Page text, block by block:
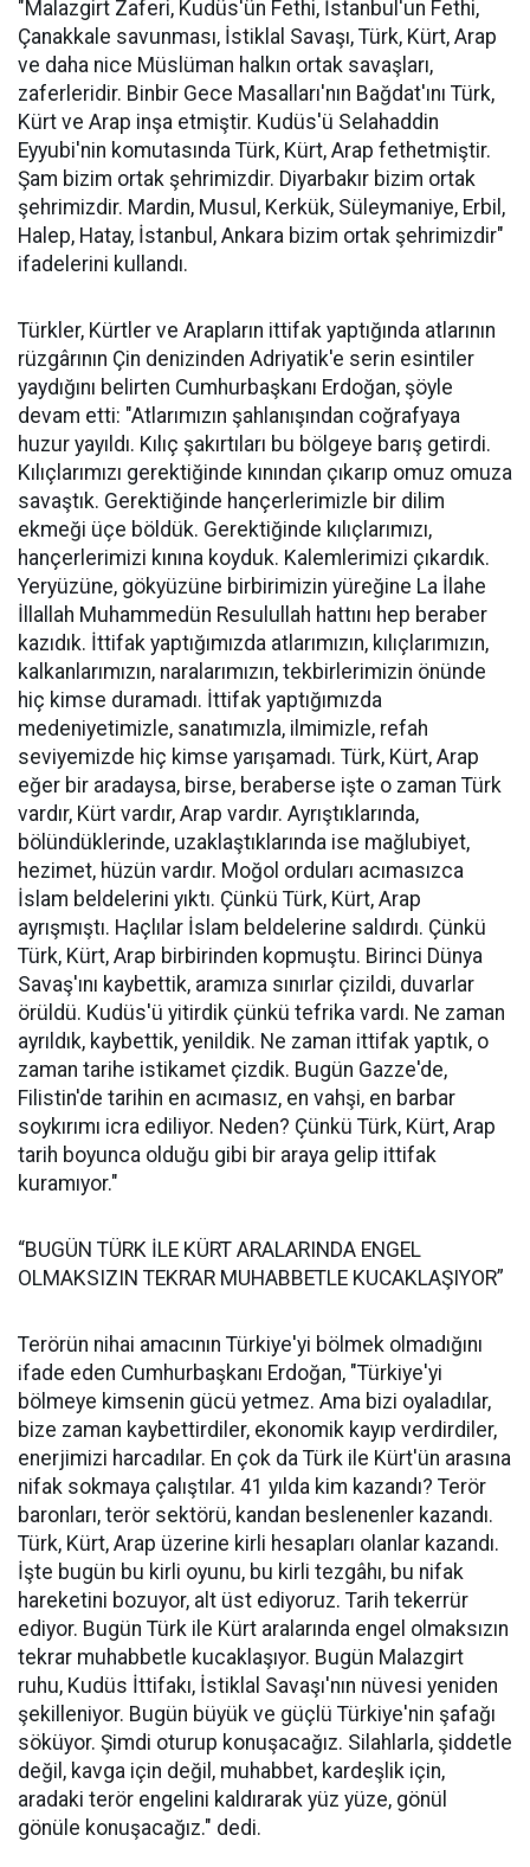
"Malazgirt Zaferi, Kudüs'ün Fethi, İstanbul'un Fethi,
Çanakkale savunması, İstiklal Savaşı, Türk, Kürt, Arap
ve daha nice Müslüman halkın ortak savaşları,
zaferleridir. Binbir Gece Masalları'nın Bağdat'ını Türk,
Kürt ve Arap inşa etmiştir. Kudüs'ü Selahaddin
Eyyubi'nin komutasında Türk, Kürt, Arap fethetmiştir.
Şam bizim ortak şehrimizdir. Diyarbakır bizim ortak
şehrimizdir. Mardin, Musul, Kerkük, Süleymaniye, Erbil,
Halep, Hatay, İstanbul, Ankara bizim ortak şehrimizdir"
ifadelerini kullandı.
Türkler, Kürtler ve Arapların ittifak yaptığında atlarının
rüzgârının Çin denizinden Adriyatik'e serin esintiler
yaydığını belirten Cumhurbaşkanı Erdoğan, şöyle
devam etti: "Atlarımızın şahlanışından coğrafyaya
huzur yayıldı. Kılıç şakırtıları bu bölgeye barış getirdi.
Kılıçlarımızı gerektiğinde kınından çıkarıp omuz omuza
savaştık. Gerektiğinde hançerlerimizle bir dilim
ekmeği üçe böldük. Gerektiğinde kılıçlarımızı,
hançerlerimizi kınına koyduk. Kalemlerimizi çıkardık.
Yeryüzüne, gökyüzüne birbirimizin yüreğine La İlahe
İllallah Muhammedün Resulullah hattını hep beraber
kazıdık. İttifak yaptığımızda atlarımızın, kılıçlarımızın,
kalkanlarımızın, naralarımızın, tekbirlerimizin önünde
hiç kimse duramadı. İttifak yaptığımızda
medeniyetimizle, sanatımızla, ilmimizle, refah
seviyemizde hiç kimse yarışamadı. Türk, Kürt, Arap
eğer bir aradaysa, birse, beraberse işte o zaman Türk
vardır, Kürt vardır, Arap vardır. Ayrıştıklarında,
bölündüklerinde, uzaklaştıklarında ise mağlubiyet,
hezimet, hüzün vardır. Moğol orduları acımasızca
İslam beldelerini yıktı. Çünkü Türk, Kürt, Arap
ayrışmıştı. Haçlılar İslam beldelerine saldırdı. Çünkü
Türk, Kürt, Arap birbirinden kopmuştu. Birinci Dünya
Savaş'ını kaybettik, aramıza sınırlar çizildi, duvarlar
örüldü. Kudüs'ü yitirdik çünkü tefrika vardı. Ne zaman
ayrıldık, kaybettik, yenildik. Ne zaman ittifak yaptık, o
zaman tarihe istikamet çizdik. Bugün Gazze'de,
Filistin'de tarihin en acımasız, en vahşi, en barbar
soykırımı icra ediliyor. Neden? Çünkü Türk, Kürt, Arap
tarih boyunca olduğu gibi bir araya gelip ittifak
kuramıyor."
“BUGÜN TÜRK İLE KÜRT ARALARINDA ENGEL
OLMAKSIZIN TEKRAR MUHABBETLE KUCAKLAŞIYOR”
Terörün nihai amacının Türkiye'yi bölmek olmadığını
ifade eden Cumhurbaşkanı Erdoğan, "Türkiye'yi
bölmeye kimsenin gücü yetmez. Ama bizi oyaladılar,
bize zaman kaybettirdiler, ekonomik kayıp verdirdiler,
enerjimizi harcadılar. En çok da Türk ile Kürt'ün arasına
nifak sokmaya çalıştılar. 41 yılda kim kazandı? Terör
baronları, terör sektörü, kandan beslenenler kazandı.
Türk, Kürt, Arap üzerine kirli hesapları olanlar kazandı.
İşte bugün bu kirli oyunu, bu kirli tezgâhı, bu nifak
hareketini bozuyor, alt üst ediyoruz. Tarih tekerrür
ediyor. Bugün Türk ile Kürt aralarında engel olmaksızın
tekrar muhabbetle kucaklaşıyor. Bugün Malazgirt
ruhu, Kudüs İttifakı, İstiklal Savaşı'nın nüvesi yeniden
şekilleniyor. Bugün büyük ve güçlü Türkiye'nin şafağı
söküyor. Şimdi oturup konuşacağız. Silahlarla, şiddetle
değil, kavga için değil, muhabbet, kardeşlik için,
aradaki terör engelini kaldırarak yüz yüze, gönül
gönüle konuşacağız." dedi.